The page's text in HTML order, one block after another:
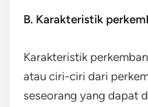
B. Karakteristik
Karakteristik
atau ciri-ciri dari
seseorang yang dapat